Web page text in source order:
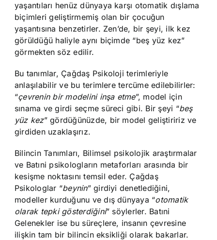
yaşantıları henüz dünyaya karşı otomatik dışlama
biçimleri geliştirmemiş olan bir çocuğun
yaşantısına benzetirler. Zen’de, bir şeyi, ilk kez
görüldüğü haliyle aynı biçimde “beş yüz kez”
görmekten söz edilir.
Bu tanımlar, Çağdaş Psikoloji terimleriyle
anlaşılabilir ve bu terimlere tercüme edilebilirler:
“çevrenin bir modelini inşa etme”, model için
sınama ve girdi seçme süreci gibi. Bir şeyi “beş
yüz kez” gördüğünüzde, bir model geliştiririz ve
girdiden uzaklaşırız.
Bilincin Tanımları, Bilimsel psikolojik araştırmalar
ve Batıni psikologların metaforları arasında bir
kesişme noktasını temsil eder. Çağdaş
Psikologlar “beynin” girdiyi denetlediğini,
modeller kurduğunu ve dış dünyaya “otomatik
olarak tepki gösterdiğini” söylerler. Batıni
Gelenekler ise bu süreçlere, insanın çevresine
ilişkin tam bir bilincin eksikliği olarak bakarlar.